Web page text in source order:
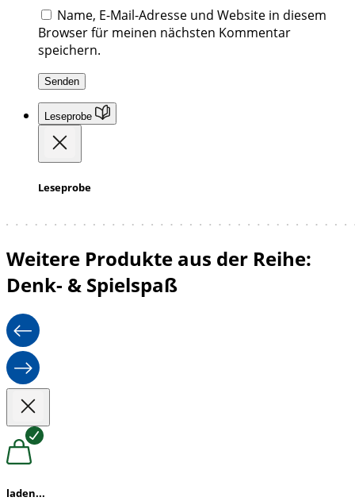
Name, E-Mail-Adresse und Website in diesem
Browser für meinen nächsten Kommentar
speichern.
Leseprobe
Leseprobe
Weitere Produkte aus der Reihe:
Denk- & Spielspaß
laden...